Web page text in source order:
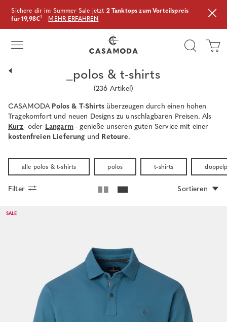
Sichere dir im Summer Sale jetzt 2 Tanktops zum Vorteilspreis
für 19,98€² MEHR ERFAHREN
_polos & t-shirts
(236 Artikel)
CASAMODA Polos & T-Shirts überzeugen durch einen hohen
Tragekomfort und neuen Designs zu unschlagbaren Preisen. Als
Kurz- oder Langarm- genieße unseren guten Service mit einer
kostenfreien Lieferung und Retoure.
alle polos & t-shirts polos t-shirts
Filter Sortieren
SALE